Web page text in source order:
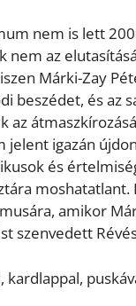
nem is lett
nem az
Márki-Zay
beszédet, és az
az
jelent igazán
és
moshatatlant.
amikor
szenvedett